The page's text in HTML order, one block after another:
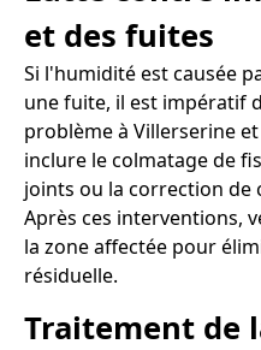
et des fuites
Si l'humidité est causée
une fuite, il est impératif
problème à Villerserine
inclure le colmatage de
joints ou la correction de
Après ces interventions,
la zone affectée pour
résiduelle.
Traitement de